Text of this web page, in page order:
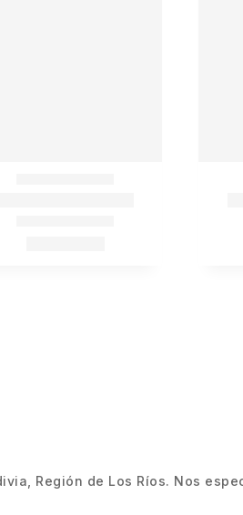
Región de Los Ríos. Nos